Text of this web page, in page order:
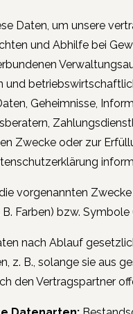
Daten, um unsere
und Abhilfe bei
und
Geheimnisse,
Zwecke oder zur
vorgenannten
Farben) bzw.
nach Ablauf
z. B., solange sie aus
den Vertragspartner